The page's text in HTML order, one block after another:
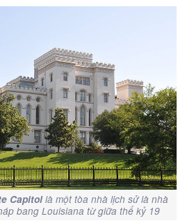
Capitollà một tòa nhà lịch sử là nhà
bang Louisiana từ giữa thế kỷ 19